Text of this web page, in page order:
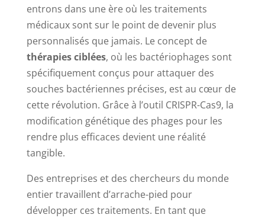
entrons dans une ère où les traitements
médicaux sont sur le point de devenir plus
personnalisés que jamais. Le concept de
thérapies ciblées, où les bactériophages sont
spécifiquement conçus pour attaquer des
souches bactériennes précises, est au cœur de
cette révolution. Grâce à l’outil CRISPR-Cas9, la
modification génétique des phages pour les
rendre plus efficaces devient une réalité
tangible.
Des entreprises et des chercheurs du monde
entier travaillent d’arrache-pied pour
développer ces traitements. En tant que